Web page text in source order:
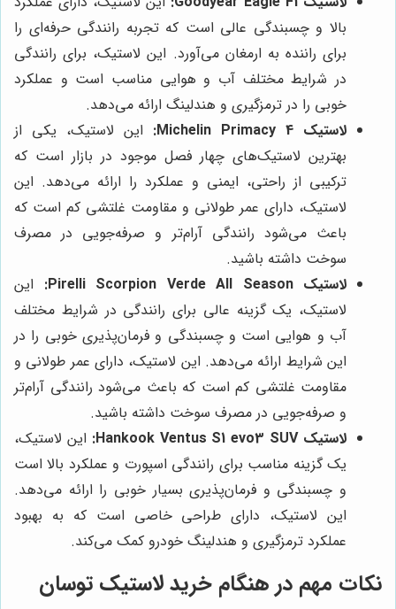
بالا و چسبندگی عالی است که تجربه رانندگی حرفه‌ای را
برای راننده به ارمغان می‌آورد. این لاستیک، برای رانندگی
در شرایط مختلف آب و هوایی مناسب است و عملکرد
خوبی را در ترمزگیری و هندلینگ ارائه می‌دهد.
لاستیک Michelin Primacy 4:
این لاستیک، یکی از
بهترین لاستیک‌های چهار فصل موجود در بازار است که
ترکیبی از راحتی، ایمنی و عملکرد را ارائه می‌دهد. این
لاستیک، دارای عمر طولانی و مقاومت غلتشی کم است که
باعث می‌شود رانندگی آرام‌تر و صرفه‌جویی در مصرف
سوخت داشته باشید.
لاستیک Pirelli Scorpion Verde All Season:
این
لاستیک، یک گزینه عالی برای رانندگی در شرایط مختلف
آب و هوایی است و چسبندگی و فرمان‌پذیری خوبی را در
این شرایط ارائه می‌دهد. این لاستیک، دارای عمر طولانی و
مقاومت غلتشی کم است که باعث می‌شود رانندگی آرام‌تر
و صرفه‌جویی در مصرف سوخت داشته باشید.
لاستیک Hankook Ventus S1 evo3 SUV:
این لاستیک،
یک گزینه مناسب برای رانندگی اسپورت و عملکرد بالا است
و چسبندگی و فرمان‌پذیری بسیار خوبی را ارائه می‌دهد.
این لاستیک، دارای طراحی خاصی است که به بهبود
عملکرد ترمزگیری و هندلینگ خودرو کمک می‌کند.
نکات مهم در هنگام خرید لاستیک توسان